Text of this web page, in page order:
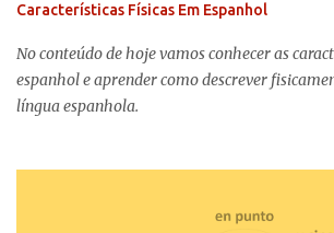
Características Físicas Em Espanhol
No conteúdo de hoje vamos conhecer as
espanhol e aprender como descrever
língua espanhola.